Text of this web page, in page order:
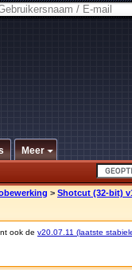
Meer
> Shotcut (32-bit)
ook de v20.07.11 (laatste